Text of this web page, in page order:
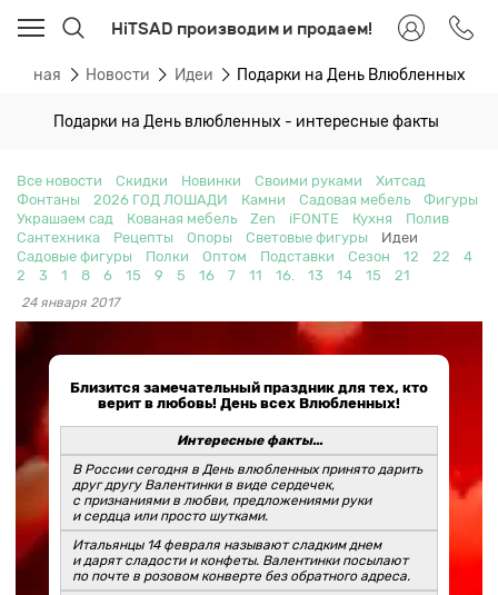
HiTSAD производим и продаем!
Главная Новости Идеи Подарки на День Влюбленных
Подарки на День влюбленных - интересные факты
Все новости Скидки Новинки Своими руками
Хитсад
Фонтаны
2026 ГОД ЛОШАДИ Камни Садовая мебель
Фигуры
Украшаем сад
Кованая мебель Zen iFONTE Кухня
Полив
Сантехника
Рецепты Опоры Световые фигуры
Идеи
Садовые фигуры
Полки Оптом Подставки Сезон 12 22
4
2
3 1 8 6 15 9 5 16 7 11 16. 13 14 15 21
24 января 2017
Близится замечательный праздник для тех, кто
верит в любовь! День всех Влюбленных!
Интересные факты...
В России сегодня в День влюбленных принято дарить
друг другу Валентинки в виде сердечек,
с признаниями в любви, предложениями руки
и сердца или просто шутками.
Итальянцы 14 февраля называют сладким днем
и дарят сладости и конфеты. Валентинки посылают
по почте в розовом конверте без обратного адреса.